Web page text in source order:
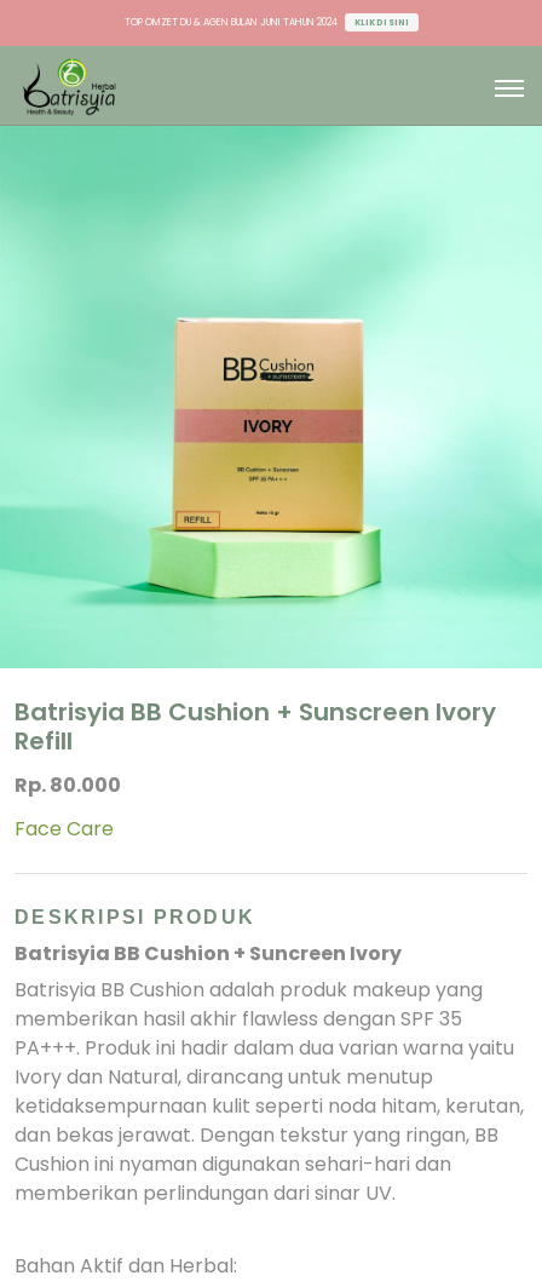
TOP OMZET STOCKIST BULAN JUNI TAHUN 2024 KLIK DI SINI
Batrisyia BB Cushion + Sunscreen Ivory
Refill
Rp. 80.000
Face Care
DESKRIPSI PRODUK
Batrisyia BB Cushion + Suncreen Ivory
Batrisyia BB Cushion adalah produk makeup yang
memberikan hasil akhir flawless dengan SPF 35
PA+++. Produk ini hadir dalam dua varian warna yaitu
Ivory dan Natural, dirancang untuk menutup
ketidaksempurnaan kulit seperti noda hitam, kerutan,
dan bekas jerawat. Dengan tekstur yang ringan, BB
Cushion ini nyaman digunakan sehari-hari dan
memberikan perlindungan dari sinar UV.
Bahan Aktif dan Herbal: